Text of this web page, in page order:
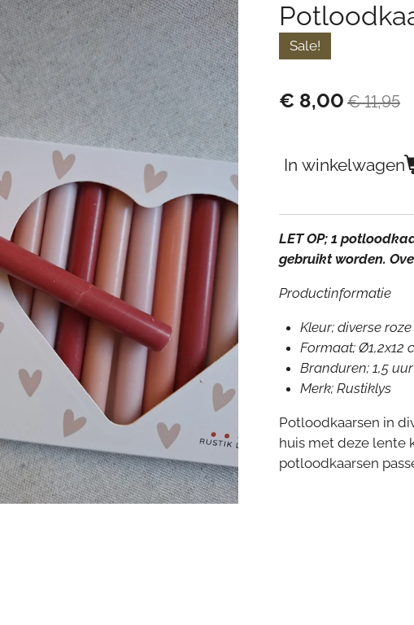
Sale!
€ 8,00 € 11,95
In winkelwagen
LET OP; 1
gebruikt worden.
Productinformatie
Kleur; diverse
Formaat; Ø1,2x12
Branduren; 1,5 uur
Merk; Rustiklys
Potloodkaarsen in
huis met deze lente
potloodkaarsen